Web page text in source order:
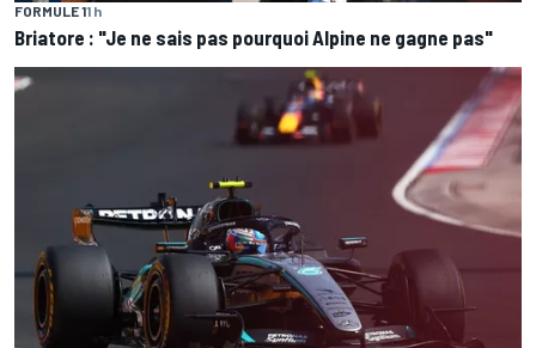
FORMULE 11 h
Briatore : "Je ne sais pas pourquoi Alpine ne gagne pas"